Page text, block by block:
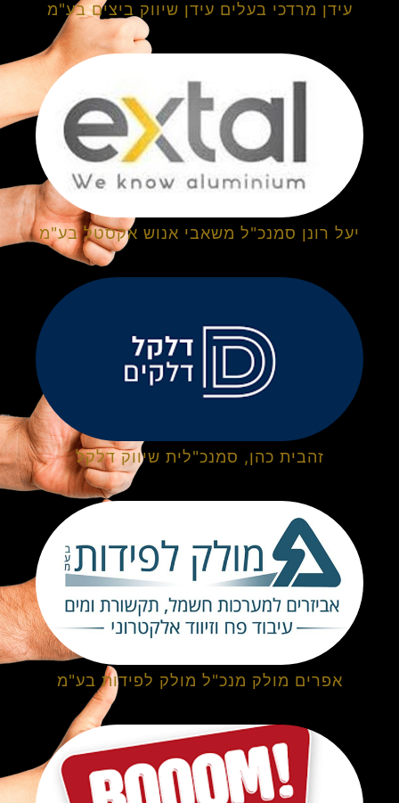
עידן מרדכי בעלים עידן שיווק ביצים בע"מ
יעל רונן סמנכ"ל משאבי אנוש אקסטל בע"מ
זהבית כהן, סמנכ"לית שיווק דלקל
אפרים מולק מנכ"ל מולק לפידות בע"מ